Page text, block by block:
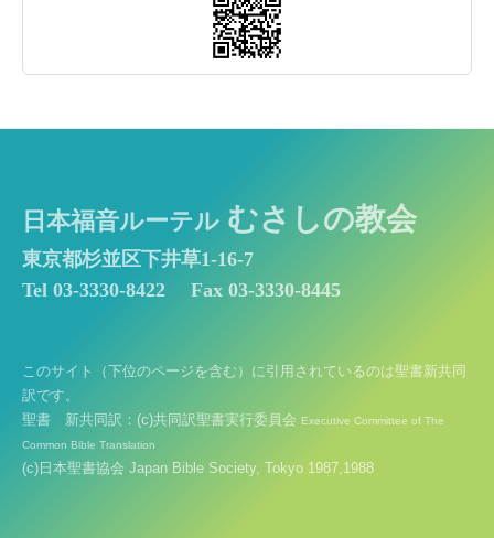
日本福音ルーテル むさしの教会
東京都杉並区下井草1-16-7
Tel 03-3330-8422
Fax 03-3330-8445
このサイト（下位のページを含む）に引用されているのは聖書新共同
訳です。
聖書 新共同訳：(c)共同訳聖書実行委員会 Executive Committee of The
Common Bible Translation
(c)日本聖書協会 Japan Bible Society, Tokyo 1987,1988